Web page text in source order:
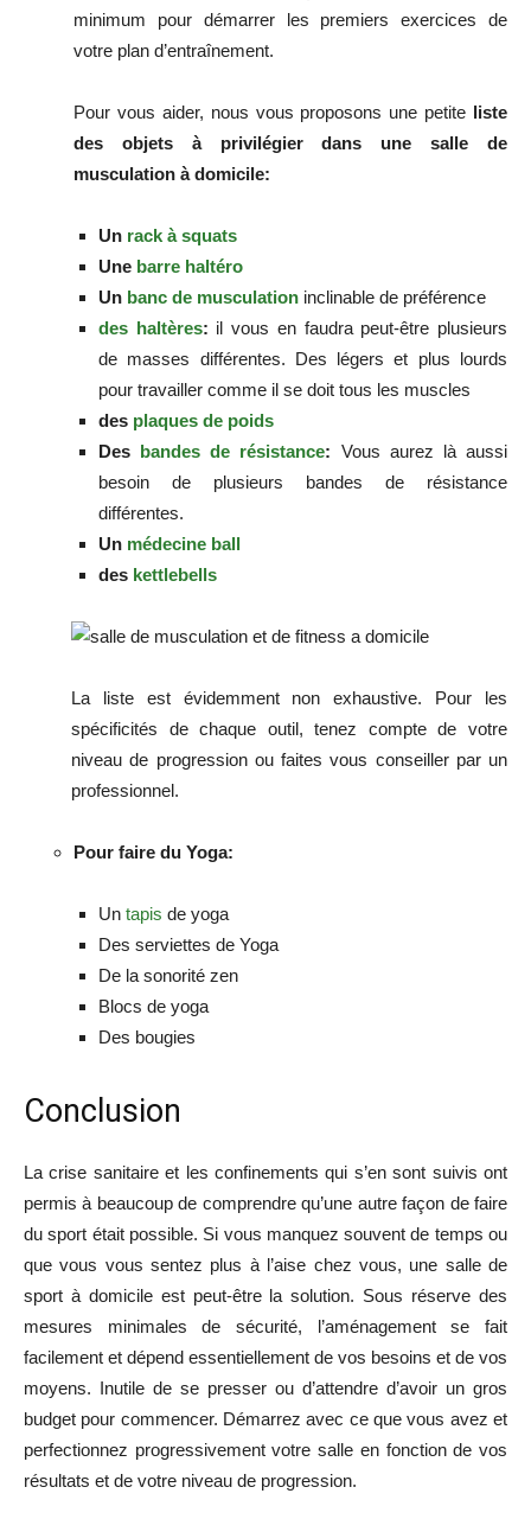
minimum pour démarrer les premiers exercices de
votre plan d’entraînement.
Pour vous aider, nous vous proposons une petite liste
des objets à privilégier dans une salle de
musculation à domicile:
Un rack à squats
Une barre haltéro
Un banc de musculation inclinable de préférence
des haltères: il vous en faudra peut-être plusieurs
de masses différentes. Des légers et plus lourds
pour travailler comme il se doit tous les muscles
des plaques de poids
Des bandes de résistance: Vous aurez là aussi
besoin de plusieurs bandes de résistance
différentes.
Un médecine ball
des kettlebells
La liste est évidemment non exhaustive. Pour les
spécificités de chaque outil, tenez compte de votre
niveau de progression ou faites vous conseiller par un
professionnel.
Pour faire du Yoga:
Un tapis de yoga
Des serviettes de Yoga
De la sonorité zen
Blocs de yoga
Des bougies
Conclusion
La crise sanitaire et les confinements qui s’en sont suivis ont
permis à beaucoup de comprendre qu’une autre façon de faire
du sport était possible. Si vous manquez souvent de temps ou
que vous vous sentez plus à l’aise chez vous, une salle de
sport à domicile est peut-être la solution. Sous réserve des
mesures minimales de sécurité, l’aménagement se fait
facilement et dépend essentiellement de vos besoins et de vos
moyens. Inutile de se presser ou d’attendre d’avoir un gros
budget pour commencer. Démarrez avec ce que vous avez et
perfectionnez progressivement votre salle en fonction de vos
résultats et de votre niveau de progression.